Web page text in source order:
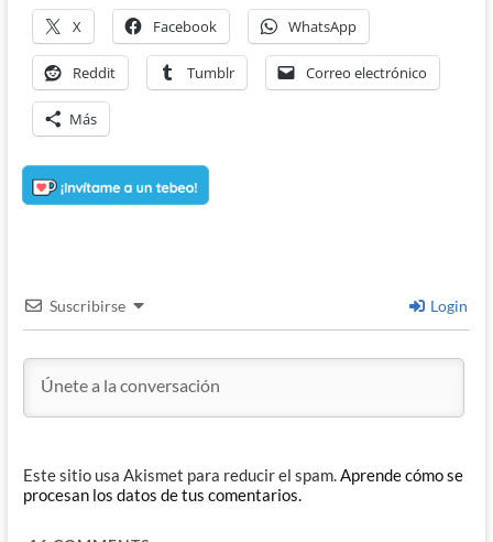
X Facebook WhatsApp
Reddit Tumblr Correo electrónico
Más
Suscribirse Login
Este sitio usa Akismet para reducir el spam.Aprende cómo se
procesan los datos de tus comentarios.